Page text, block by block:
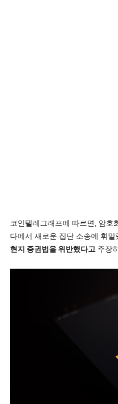
코인텔레그래프에 따르면, 암호
다에서 새로운 집단 소송에 휘말
현지 증권법을 위반했다고 주장